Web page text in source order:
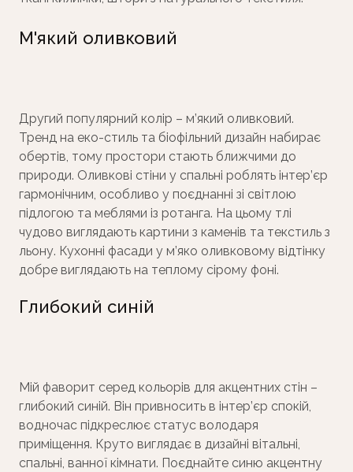
М'який оливковий
Другий популярний колір – м’який оливковий.
Тренд на еко-стиль та біофільний дизайн набирає
обертів, тому простори стають ближчими до
природи. Оливкові стіни у спальні роблять інтер’єр
гармонічним, особливо у поєднанні зі світлою
підлогою та меблями із ротанга. На цьому тлі
чудово виглядають картини з каменів та текстиль з
льону. Кухонні фасади у м’яко оливковому відтінку
добре виглядають на теплому сірому фоні.
Глибокий синій
Мій фаворит серед кольорів для акцентних стін –
глибокий синій. Він привносить в інтер’єр спокій,
водночас підкреслює статус володаря
приміщення. Круто виглядає в дизайні вітальні,
спальні, ванної кімнати. Поєднайте синю акцентну